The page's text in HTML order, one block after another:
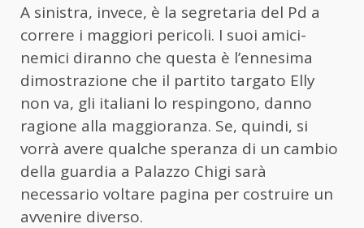
A sinistra, invece, è la segretaria del Pd a
correre i maggiori pericoli. I suoi amici-
nemici diranno che questa è l’ennesima
dimostrazione che il partito targato Elly
non va, gli italiani lo respingono, danno
ragione alla maggioranza. Se, quindi, si
vorrà avere qualche speranza di un cambio
della guardia a Palazzo Chigi sarà
necessario voltare pagina per costruire un
avvenire diverso.